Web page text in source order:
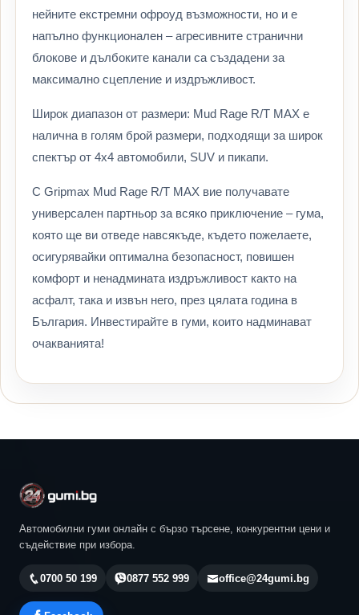
нейните екстремни офроуд възможности, но и е
напълно функционален – агресивните странични
блокове и дълбоките канали са създадени за
максимално сцепление и издръжливост.
Широк диапазон от размери: Mud Rage R/T MAX е
налична в голям брой размери, подходящи за широк
спектър от 4x4 автомобили, SUV и пикапи.
С Gripmax Mud Rage R/T MAX вие получавате
универсален партньор за всяко приключение – гума,
която ще ви отведе навсякъде, където пожелаете,
осигурявайки оптимална безопасност, повишен
комфорт и ненадмината издръжливост както на
асфалт, така и извън него, през цялата година в
България. Инвестирайте в гуми, които надминават
очакванията!
Автомобилни гуми онлайн с бързо търсене, конкурентни цени и
съдействие при избора.
0700 50 199 0877 552 999 office@24gumi.bg